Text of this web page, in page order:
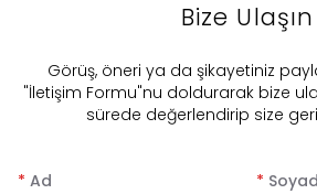
Bize Ulaşın
​Görüş, öneri ya da şikayetiniz
"İletişim Formu"nu doldurarak bize
sürede değerlendirip size
* Ad * Soyad